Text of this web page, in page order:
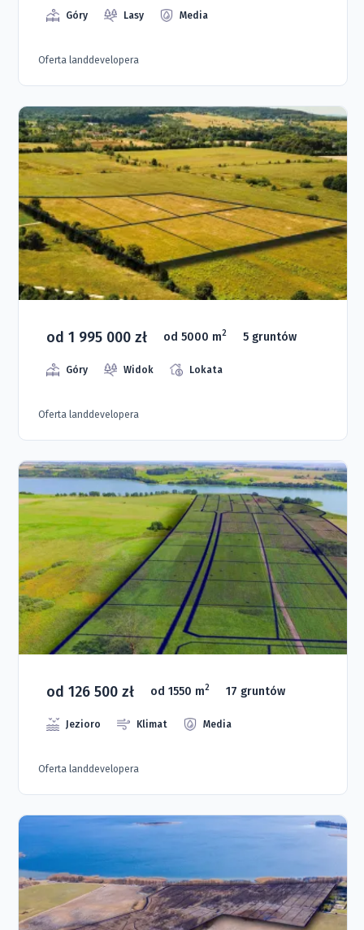
Góry Lasy Media
Oferta landdevelopera
od 1 995 000 zł od 5000 m2 5 gruntów
Góry Widok Lokata
Oferta landdevelopera
od 126 500 zł od 1550 m2 17 gruntów
Jezioro Klimat Media
Oferta landdevelopera